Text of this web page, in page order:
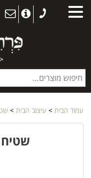
עמוד הבית > עיצוב הבית >